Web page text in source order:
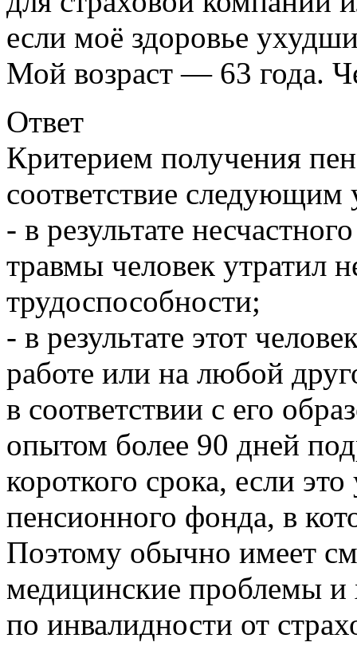
если моё здоровье
Мой возраст — 63 года.
Ответ
Критерием получения
соответствие следующим
- в результате
травмы человек утратил
трудоспособности;
- в результате этот
работе или на любой
в соответствии с его
опытом более 90 дней
короткого срока, если
пенсионного фонда, в
Поэтому обычно имеет
медицинские проблемы и
по инвалидности от